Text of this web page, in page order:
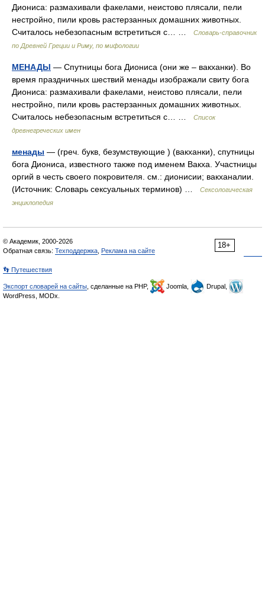
Диониса: размахивали факелами, неистово плясали, пели
нестройно, пили кровь растерзанных домашних животных.
Считалось небезопасным встретиться с… …
Cловарь-справочник
по Древней Греции и Риму, по мифологии
МЕНАДЫ — Спутницы бога Диониса (они же – вакханки). Во
время праздничных шествий менады изображали свиту бога
Диониса: размахивали факелами, неистово плясали, пели
нестройно, пили кровь растерзанных домашних животных.
Считалось небезопасным встретиться с… …
Список
древнегреческих имен
менады — (греч. букв, безумствующие ) (вакханки), спутницы
бога Диониса, известного также под именем Вакха. Участницы
оргий в честь своего покровителя. см.: дионисии; вакханалии.
(Источник: Словарь сексуальных терминов) …
Сексологическая
энциклопедия
18+
© Академик, 2000-2026
Обратная связь: Техподдержка Реклама на сайте
👣 Путешествия
Экспорт словарей на сайты , сделанные на PHP, Joomla,
Drupal,
WordPress, MODx.